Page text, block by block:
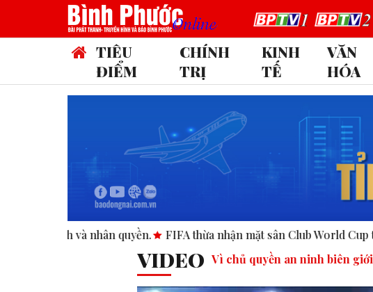
TIÊU
ĐIỂM
CHÍNH
TRỊ
KINH
TẾ
VĂN
HÓA
FIFA thừa nhận mặt sân Club World Cup tại Mỹ “không đạt chuẩn”.
VIDEO Vì chủ quyền an ninh biên giới